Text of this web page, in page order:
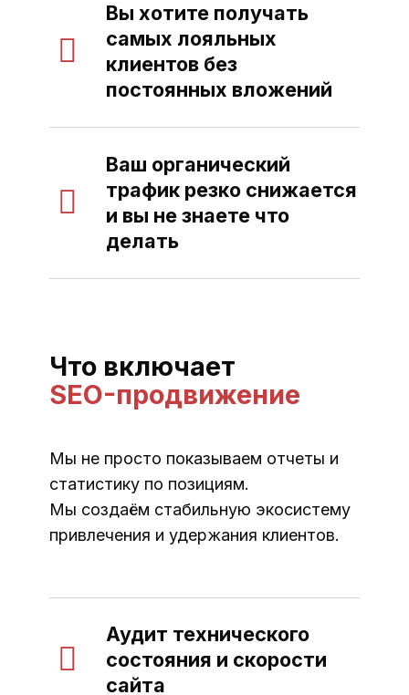
Вы хотите получать
самых лояльных
клиентов без
постоянных вложений
Ваш органический
трафик резко снижается
и вы не знаете что
делать
Что включает
SEO-продвижение
Мы не просто показываем отчеты и
статистику по позициям.
Мы создаём стабильную экосистему
привлечения и удержания клиентов.
Аудит технического
состояния и скорости
сайта